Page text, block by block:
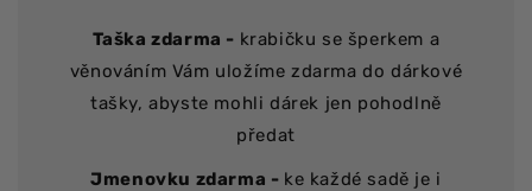
Taška zdarma - krabičku se šperkem a
věnováním Vám uložíme zdarma do dárkové
tašky, abyste mohli dárek jen pohodlně
předat
Jmenovku zdarma - ke každé sadě je i